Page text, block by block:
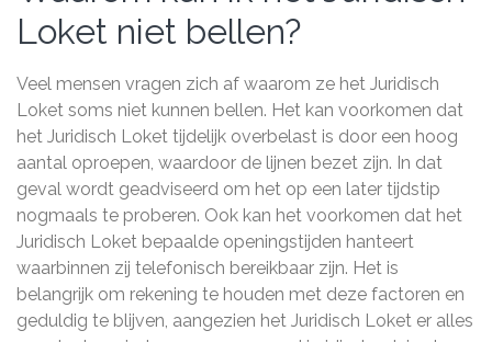
Loket niet bellen?
Veel mensen vragen zich af waarom ze het Juridisch
Loket soms niet kunnen bellen. Het kan voorkomen dat
het Juridisch Loket tijdelijk overbelast is door een hoog
aantal oproepen, waardoor de lijnen bezet zijn. In dat
geval wordt geadviseerd om het op een later tijdstip
nogmaals te proberen. Ook kan het voorkomen dat het
Juridisch Loket bepaalde openingstijden hanteert
waarbinnen zij telefonisch bereikbaar zijn. Het is
belangrijk om rekening te houden met deze factoren en
geduldig te blijven, aangezien het Juridisch Loket er alles